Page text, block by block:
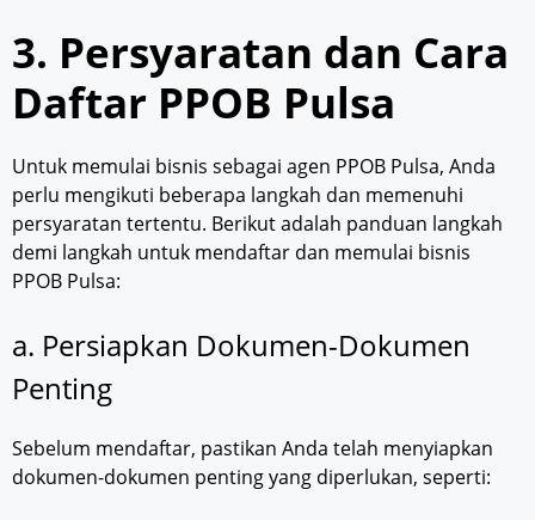
3. Persyaratan dan Cara
Daftar PPOB Pulsa
Untuk memulai bisnis sebagai agen PPOB Pulsa, Anda
perlu mengikuti beberapa langkah dan memenuhi
persyaratan tertentu. Berikut adalah panduan langkah
demi langkah untuk mendaftar dan memulai bisnis
PPOB Pulsa:
a. Persiapkan Dokumen-Dokumen
Penting
Sebelum mendaftar, pastikan Anda telah menyiapkan
dokumen-dokumen penting yang diperlukan, seperti: